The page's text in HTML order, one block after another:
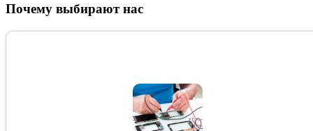
Почему выбирают нас